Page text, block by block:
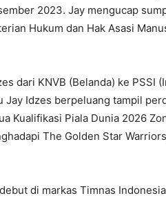
2023. Jay mengucap
Hukum dan Hak Asasi
dari KNVB (Belanda) ke PSSI
Idzes berpeluang tampil
Kualifikasi Piala Dunia 2026
The Golden Star
di markas Timnas